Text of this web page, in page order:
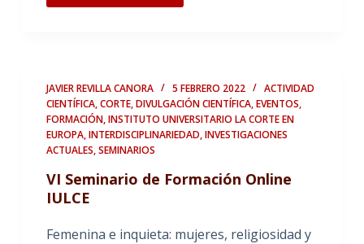
JAVIER REVILLA CANORA 5 FEBRERO 2022
ACTIVIDAD
CIENTÍFICA,CORTE,DIVULGACIÓN CIENTÍFICA,EVENTOS,
FORMACIÓN,INSTITUTO UNIVERSITARIO LA CORTE EN
EUROPA,INTERDISCIPLINARIEDAD,INVESTIGACIONES
ACTUALES,SEMINARIOS
VI Seminario de Formación Online
IULCE
Femenina e inquieta: mujeres, religiosidad y